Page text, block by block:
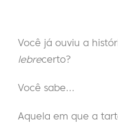
Você já ouviu a
lebrecerto?
Você sabe...
Aquela em que a